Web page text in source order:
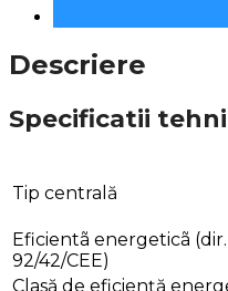
Descriere
Specificatii
Tip centrală
Eficientã energeticã (dir.
92/42/CEE)
Clasă de eficiență